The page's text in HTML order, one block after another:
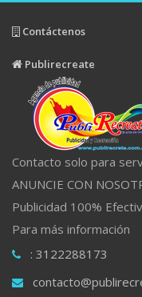
Contáctenos
Publirecreate
Contacto solo para
ANUNCIE CON
Publicidad 100%
Para más información
: 3122288173